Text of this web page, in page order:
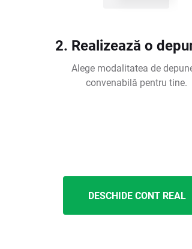
2. Realizează o
Alege modalitatea de
convenabilă pentru tine.
DESCHIDE CONT REAL